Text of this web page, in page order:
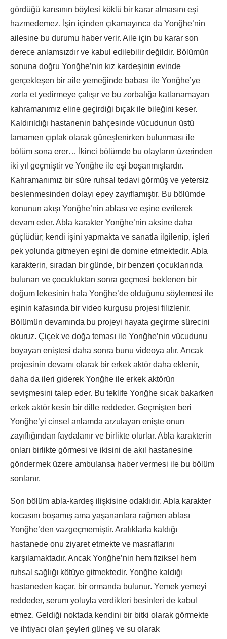
gördüğü karısının böylesi köklü bir karar almasını eşi
hazmedemez. İşin içinden çıkamayınca da Yonğhe’nin
ailesine bu durumu haber verir. Aile için bu karar son
derece anlamsızdır ve kabul edilebilir değildir. Bölümün
sonuna doğru Yonğhe’nin kız kardeşinin evinde
gerçekleşen bir aile yemeğinde babası ile Yonğhe’ye
zorla et yedirmeye çalışır ve bu zorbalığa katlanamayan
kahramanımız eline geçirdiği bıçak ile bileğini keser.
Kaldırıldığı hastanenin bahçesinde vücudunun üstü
tamamen çıplak olarak güneşlenirken bulunması ile
bölüm sona erer… İkinci bölümde bu olayların üzerinden
iki yıl geçmiştir ve Yonğhe ile eşi boşanmışlardır.
Kahramanımız bir süre ruhsal tedavi görmüş ve yetersiz
beslenmesinden dolayı epey zayıflamıştır. Bu bölümde
konunun akışı Yonğhe’nin ablası ve eşine evrilerek
devam eder. Abla karakter Yonğhe’nin aksine daha
güçlüdür; kendi işini yapmakta ve sanatla ilgilenip, işleri
pek yolunda gitmeyen eşini de domine etmektedir. Abla
karakterin, sıradan bir günde, bir benzeri çocuklarında
bulunan ve çocukluktan sonra geçmesi beklenen bir
doğum lekesinin hala Yonğhe’de olduğunu söylemesi ile
eşinin kafasında bir video kurgusu projesi filizlenir.
Bölümün devamında bu projeyi hayata geçirme sürecini
okuruz. Çiçek ve doğa teması ile Yonğhe’nin vücudunu
boyayan eniştesi daha sonra bunu videoya alır. Ancak
projesinin devamı olarak bir erkek aktör daha eklenir,
daha da ileri giderek Yonğhe ile erkek aktörün
sevişmesini talep eder. Bu teklife Yonğhe sıcak bakarken
erkek aktör kesin bir dille reddeder. Geçmişten beri
Yonğhe’yi cinsel anlamda arzulayan enişte onun
zayıflığından faydalanır ve birlikte olurlar. Abla karakterin
onları birlikte görmesi ve ikisini de akıl hastanesine
göndermek üzere ambulansa haber vermesi ile bu bölüm
sonlanır.
Son bölüm abla-kardeş ilişkisine odaklıdır. Abla karakter
kocasını boşamış ama yaşananlara rağmen ablası
Yonğhe’den vazgeçmemiştir. Aralıklarla kaldığı
hastanede onu ziyaret etmekte ve masraflarını
karşılamaktadır. Ancak Yonğhe’nin hem fiziksel hem
ruhsal sağlığı kötüye gitmektedir. Yonğhe kaldığı
hastaneden kaçar, bir ormanda bulunur. Yemek yemeyi
reddeder, serum yoluyla verdikleri besinleri de kabul
etmez. Geldiği noktada kendini bir bitki olarak görmekte
ve ihtiyacı olan şeyleri güneş ve su olarak